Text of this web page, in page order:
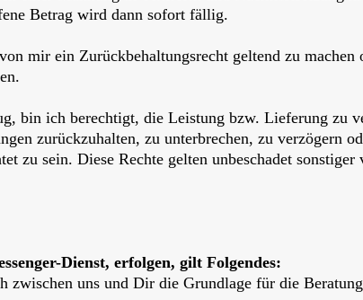
Betrag wird dann sofort fällig.
mir ein Zurückbehaltungsrecht geltend zu machen
bin ich berechtigt, die Leistung bzw. Lieferung zu
zurückzuhalten, zu unterbrechen, zu verzögern
zu sein. Diese Rechte gelten unbeschadet
Dienst, erfolgen, gilt Folgendes:
zwischen uns und Dir die Grundlage für die